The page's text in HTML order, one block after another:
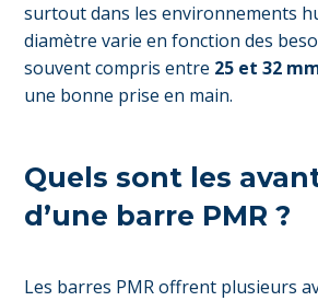
surtout dans les environnements
diamètre varie en fonction des
souvent compris entre 25 et 32
une bonne prise en main.
Quels sont les
d’une barre PMR ?
Les barres PMR offrent plusieurs